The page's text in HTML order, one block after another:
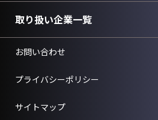
取り扱い企業一覧
お問い合わせ
プライバシーポリシー
サイトマップ